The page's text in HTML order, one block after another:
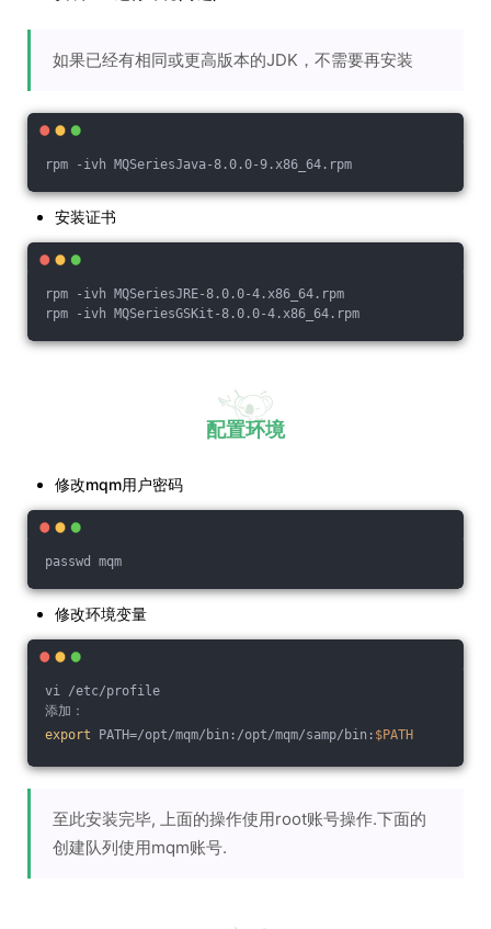
如果已经有相同或更高版本的JDK，不需要再安装
rpm -ivh MQSeriesJava-8.0.0-9.x86_64.rpm
安装证书
rpm -ivh MQSeriesJRE-8.0.0-4.x86_64.rpm
rpm -ivh MQSeriesGSKit-8.0.0-4.x86_64.rpm
配置环境
修改mqm用户密码
passwd mqm
修改环境变量
vi /etc/profile
添加：
export PATH=/opt/mqm/bin:/opt/mqm/samp/bin: $PATH
至此安装完毕, 上面的操作使用root账号操作.下面的
创建队列使用mqm账号.